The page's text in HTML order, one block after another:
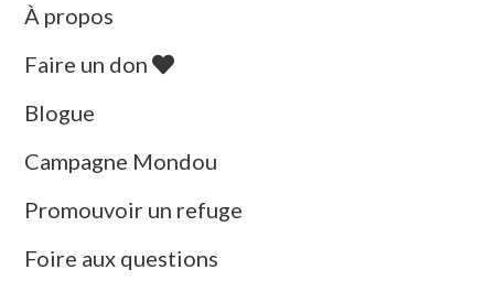
À propos
Faire un don
Blogue
Campagne Mondou
Promouvoir un refuge
Foire aux questions